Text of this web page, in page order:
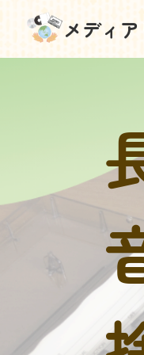
メディ